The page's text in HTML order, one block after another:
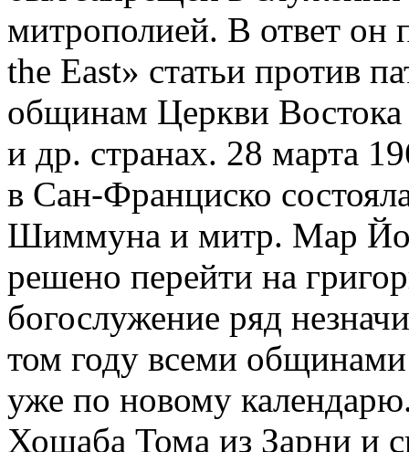
митрополией. В ответ он
the East» статьи против
общинам Церкви
и др. странах. 28 марта
в Сан-Франциско
Шиммуна и митр. Мар
решено перейти на
богослужение ряд
том году всеми
уже по новому
Хошаба Тома из Зарни и